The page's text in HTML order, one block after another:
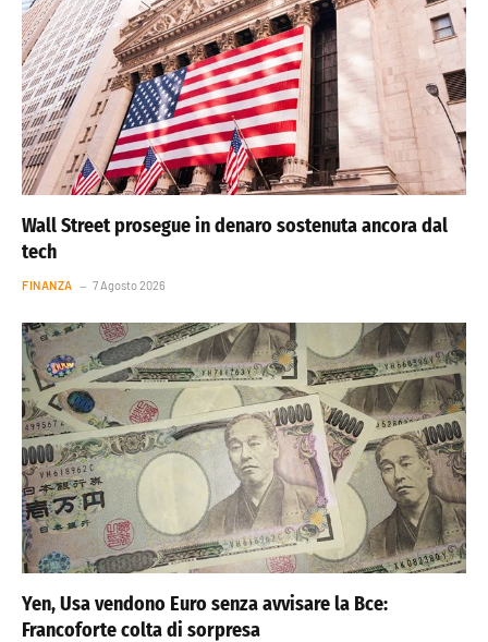
Wall Street prosegue in denaro sostenuta ancora dal
tech
FINANZA 7 Agosto 2026
Yen, Usa vendono Euro senza avvisare la Bce:
Francoforte colta di sorpresa